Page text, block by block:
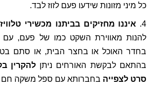
כל מיני מזונות שידעו פעם לזוז לבד.
4. איננו מחזיקים בביתנו מכשירי
להנות מאווירת השקט כמו של פעם,
בחדר האוכל או בחצר הבית, או סתם
בהתאם לבקשת האורחים ניתןלהקרין
סרט לצפייה בחברותא עם ספל משקה חם